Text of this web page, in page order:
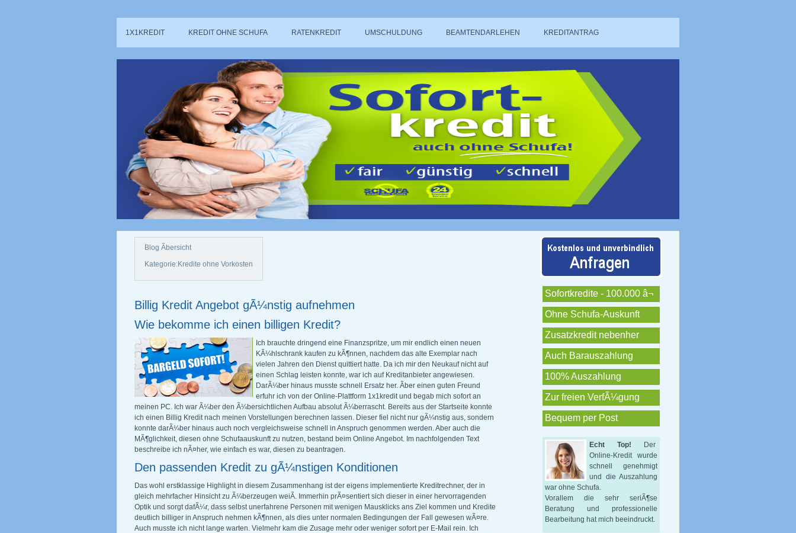
1X1KREDIT KREDIT OHNE SCHUFA RATENKREDIT UMSCHULDUNG BEAMTENDARLEHEN KREDITANTRAG
Blog Ãbersicht
Kategorie:Kredite ohne Vorkosten
Billig Kredit Angebot gÃ¼nstig aufnehmen
Wie bekomme ich einen billigen Kredit?
Ich brauchte dringend eine Finanzspritze, um mir endlich einen neuen
KÃ¼hlschrank kaufen zu kÃ¶nnen, nachdem das alte Exemplar nach
vielen Jahren den Dienst quittiert hatte. Da ich mir den Neukauf nicht auf
einen Schlag leisten konnte, war ich auf Kreditanbieter angewiesen.
DarÃ¼ber hinaus musste schnell Ersatz her. Ãber einen guten Freund
erfuhr ich von der Online-Plattform 1x1kredit und begab mich sofort an
meinen PC. Ich war Ã¼ber den Ã¼bersichtlichen Aufbau absolut Ã¼berrascht. Bereits aus der Startseite konnte
ich einen Billig Kredit nach meinen Vorstellungen berechnen lassen. Dieser fiel nicht nur gÃ¼nstig aus, sondern
konnte darÃ¼ber hinaus auch noch vergleichsweise schnell in Anspruch genommen werden. Aber auch die
MÃ¶glichkeit, diesen ohne Schufaauskunft zu nutzen, bestand beim Online Angebot. Im nachfolgenden Text
beschreibe ich nÃ¤her, wie einfach es war, diesen zu beantragen.
Den passenden Kredit zu gÃ¼nstigen Konditionen
Das wohl erstklassige Highlight in diesem Zusammenhang ist der eigens implementierte Kreditrechner, der in
gleich mehrfacher Hinsicht zu Ã¼berzeugen weiÃ. Immerhin prÃ¤sentiert sich dieser in einer hervorragenden
Optik und sorgt dafÃ¼r, dass selbst unerfahrene Personen mit wenigen Mausklicks ans Ziel kommen und Kredite
deutlich billiger in Anspruch nehmen kÃ¶nnen, als dies unter normalen Bedingungen der Fall gewesen wÃ¤re.
Auch musste ich nicht lange warten. Vielmehr kam die Zusage mehr oder weniger sofort per E-Mail rein. Ich
Sofortkredite - 100.000 â¬
Ohne Schufa-Auskunft
Zusatzkredit nebenher
Auch Barauszahlung
100% Auszahlung
Zur freien VerfÃ¼gung
Bequem per Post
Echt Top! Der
Online-Kredit wurde
schnell genehmigt
und die Auszahlung
war ohne Schufa.
Vorallem die sehr seriÃ¶se
Beratung und professionelle
Bearbeitung hat mich beeindruckt.